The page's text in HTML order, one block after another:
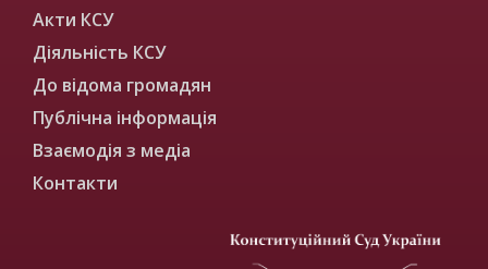
Акти КСУ
Діяльність КСУ
До відома громадян
Публічна інформація
Взаємодія з медіа
Контакти